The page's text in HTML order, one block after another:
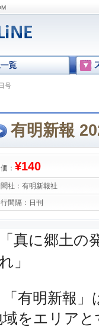
号
有明新報
： ¥140
社： 有明新報社
間隔： 日刊
「真に郷土の
」
有明新報」
域をエリア